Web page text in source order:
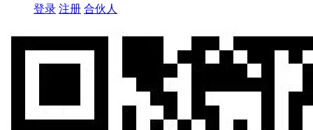
登录 注册 合伙人